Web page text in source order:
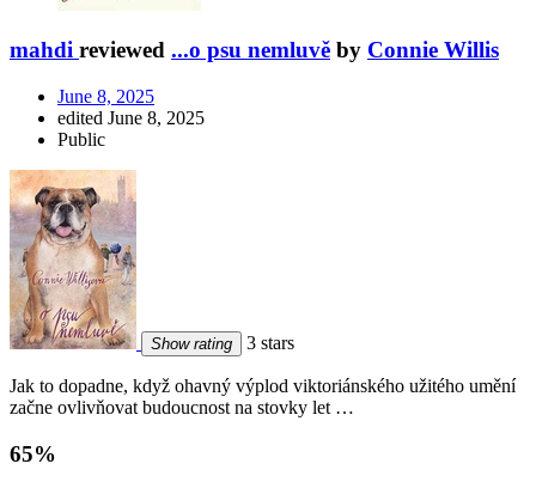
mahdi reviewed ...o psu nemluvě by Connie Willis
June 8, 2025
edited June 8, 2025
Public
Show rating 3 stars
Jak to dopadne, když ohavný výplod viktoriánského užitého umění
začne ovlivňovat budoucnost na stovky let …
65%